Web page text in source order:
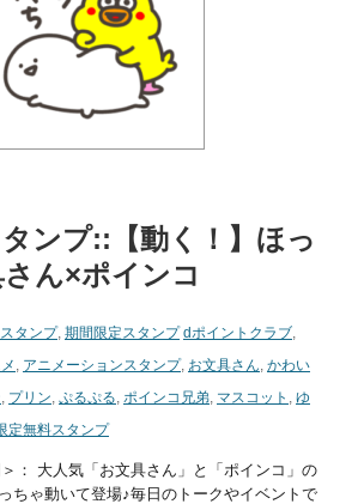
ンプ::【動く！】ほっ
ん×ポインコ
タンプ, 期間限定スタンプ dポイントクラブ,
, アニメーションスタンプ, お文具さん, かわい
, プリン, ぷるぷる, ポインコ兄弟, マスコット , ゆ
定無料スタンプ
： 大人気「お文具さん」と「ポインコ」の
ちゃ動いて登場♪毎日のトークやイベントで